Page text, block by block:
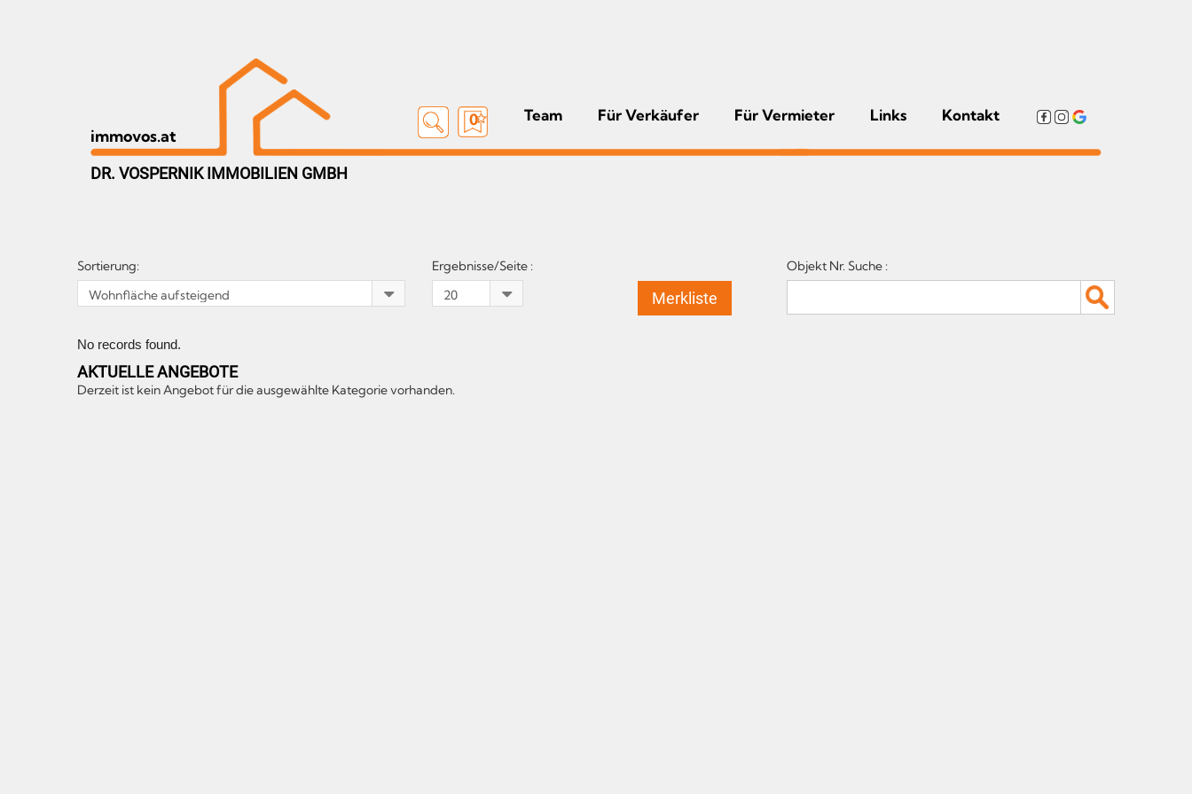
immovos.at
0 Team Für Verkäufer Für Vermieter Links Kontakt
DR. VOSPERNIK IMMOBILIEN GMBH
Sortierung: Ergebnisse/Seite :
Merkliste
Objekt Nr. Suche :
No records found.
AKTUELLE ANGEBOTE
Derzeit ist kein Angebot für die ausgewählte Kategorie vorhanden.